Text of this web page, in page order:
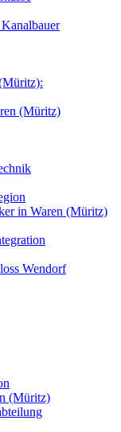
(Müritz)
in Waren (Müritz)
Wendorf
(Müritz)